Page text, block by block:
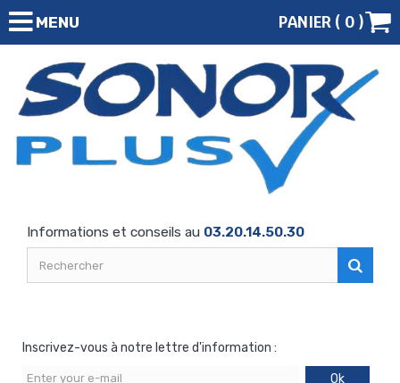
MENU PANIER ( 0 )
Informations et conseils au 03.20.14.50.30
Inscrivez-vous à notre lettre d'information :
Ok